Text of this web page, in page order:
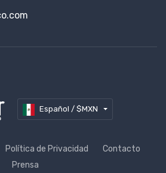
Español / $MXN
Política de Privacidad
Contacto
Prensa